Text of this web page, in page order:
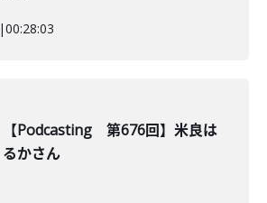
|00:28:03
【Podcasting 第676回】米良は
るかさん